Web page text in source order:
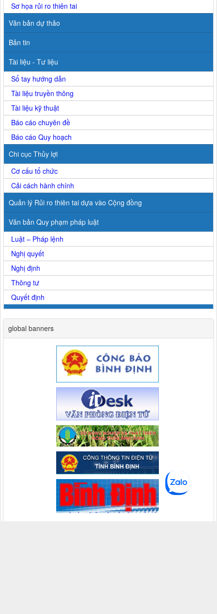
Sơ họa rủi ro thiên tai
Văn bản dự thảo
Bản tin
Tài liệu - Tư liệu
Sổ tay hướng dẫn
Tài liệu truyền thông
Tài liệu kỹ thuật
Báo cáo chuyên đề
Báo cáo Quy hoạch
Chi cục Thủy lợi
Cơ cấu tổ chức
Cải cách hành chính
Quản lý Rủi ro thiên tai dựa vào Cộng đồng
Văn bản Quy phạm pháp luật
Luật – Pháp lệnh
Nghị quyết
Nghị định
Thông tư
Quyết định
global banners